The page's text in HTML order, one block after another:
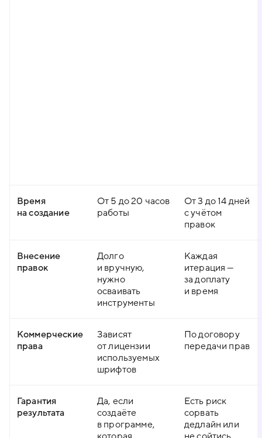
Время
на создание
От 5 до 20 часов
работы
От 3 до 14 дней
с учётом
правок
Внесение
правок
Долго
и вручную,
нужно
осваивать
инструменты
Каждая
итерация —
за доплату
и время
Коммерческие
права
Зависят
от лицензии
используемых
шрифтов
По договору
передачи прав
Гарантия
результата
Да, если
создаёте
в программе,
Есть риск
сорвать
дедлайн или